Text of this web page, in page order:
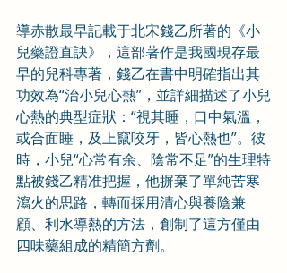
導赤散最早記載于北宋錢乙所著的《小
兒藥證直訣》，這部著作是我國現存最
早的兒科專著，錢乙在書中明確指出其
功效為“治小兒心熱”，並詳細描述了小兒
心熱的典型症狀：“視其睡，口中氣溫，
或合面睡，及上竄咬牙，皆心熱也”。彼
時，小兒“心常有余、陰常不足”的生理特
點被錢乙精准把握，他摒棄了單純苦寒
瀉火的思路，轉而採用清心與養陰兼
顧、利水導熱的方法，創制了這方僅由
四味藥組成的精簡方劑。